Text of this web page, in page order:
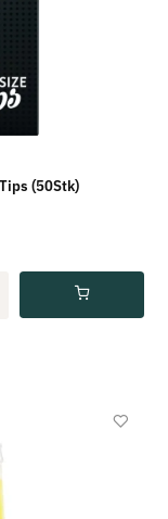
(50Stk)